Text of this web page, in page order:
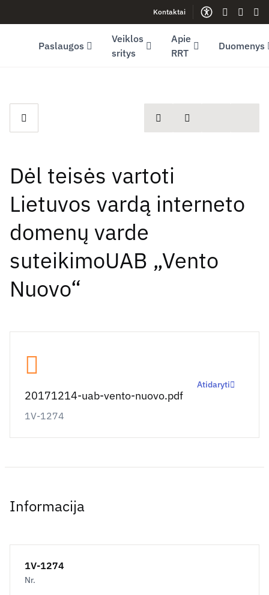
Youtube (opens in new window)Kontaktai
Gestų
Paslaugos
Veiklos
sritys
Apie
RRT
Duomenys
spausdintiDalintis
Dėl teisės vartoti
Lietuvos vardą interneto
domenų varde
suteikimoUAB „Vento
Nuovo“
20171214-uab-vento-nuovo.pdf
1V-1274
Atidaryti
Informacija
1V-1274
Nr.